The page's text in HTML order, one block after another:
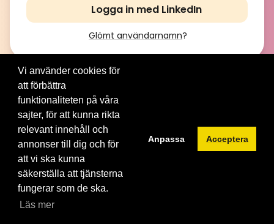
Logga in med LinkedIn
Glömt användarnamn?
© 2012-2026 Brainville AB. All Rights Reserved. |
tjänsten|Privacy policy
Byt språk:
Vi använder cookies för
att förbättra
funktionaliteten på våra
sajter, för att kunna rikta
relevant innehåll och
annonser till dig och för
att vi ska kunna
säkerställa att tjänsterna
fungerar som de ska.
Läs mer
Anpassa Acceptera